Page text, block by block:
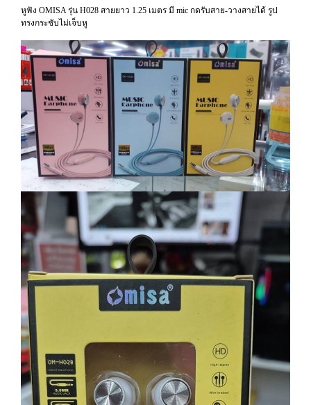
หูฟัง OMISA รุ่น H028 สายยาว 1.25 เมตร มี mic กดรับสาย-วางสายได้ รูป
ทรงกระชับไม่เจ็บหู